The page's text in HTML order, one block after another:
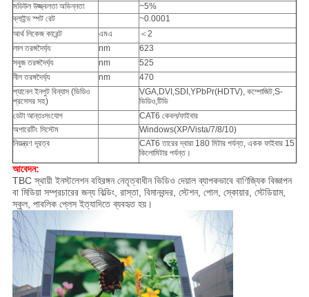
মডিউল উজ্জ্বলতা অভিন্নতা
~5%
ব্লাইন্ড স্পট রেট
~0.0001
আর্থ লিকেজ কারেন্ট
এমএ
＜2
লাল তরঙ্গদৈর্ঘ্য
nm
623
সবুজ তরঙ্গদৈর্ঘ্য
nm
525
নীল তরঙ্গদৈর্ঘ্য
nm
470
প্যানেল ইনপুট বিন্যাস (ভিডিও
প্রসেসর সহ)
VGA,DVI,SDI,YPbPr(HDTV), কম্পোজিট,S-
ভিডিও,টিভি
ডেটা আন্তঃসংযোগ
CAT6 কেবল/ফাইবার
অপারেটিং সিস্টেম
Windows(XP/Vista/7/8/10)
নিয়ন্ত্রণ দূরত্ব
CAT6 তারের দ্বারা 180 মিটার পর্যন্ত, একক ফাইবার 15
কিলোমিটার পর্যন্ত।
আবেদন:
TBC স্থায়ী ইনস্টলেশন বহিরঙ্গন নেতৃত্বাধীন ভিডিও দেয়াল ব্যাপকভাবে বাণিজ্যিক বিজ্ঞাপন
বা মিডিয়া সম্প্রচারের জন্য বিল্ডিং, রাস্তা, বিমানবন্দর, স্টেশন, পোল, স্কোয়ার, স্টেডিয়াম,
স্কুল, পাবলিক প্লেস ইত্যাদিতে ব্যবহৃত হয়।